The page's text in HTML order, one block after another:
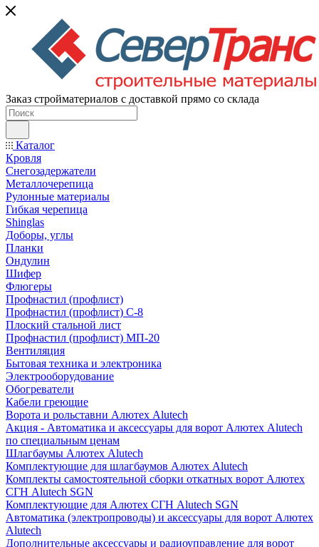
Заказ стройматериалов с доставкой прямо со склада
Каталог
Кровля
Снегозадержатели
Металлочерепица
Рулонные материалы
Гибкая черепица
Shinglas
Доборы, углы
Планки
Ондулин
Шифер
Флюгеры
Профнастил (профлист)
Профнастил (профлист) С-8
Плоский стальной лист
Профнастил (профлист) МП-20
Вентиляция
Бытовая техника и электроника
Электрооборудование
Обогреватели
Кабели греющие
Ворота и рольставни Алютех Alutech
Акция - Автоматика и аксессуары для ворот Алютех Alutech
по специальным ценам
Шлагбаумы Алютех Alutech
Комплектующие для шлагбаумов Алютех Alutech
Комплекты самостоятельной сборки откатных ворот Алютех
СГН Alutech SGN
Комплектующие для Алютех СГН Alutech SGN
Автоматика (электропроводы) и аксессуары для ворот Алютех
Alutech
Дополнительные аксессуары и радиоуправление для ворот